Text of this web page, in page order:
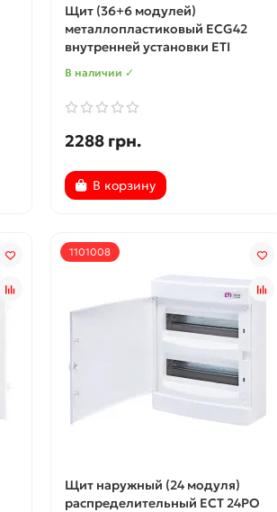
Щит (36+6 модулей)
металлопластиковый ECG42
внутренней установки ETI
В наличии ✓
2288 грн.
В корзину
1101008
Щит наружный (24 модуля)
распределительный ECT 24PO